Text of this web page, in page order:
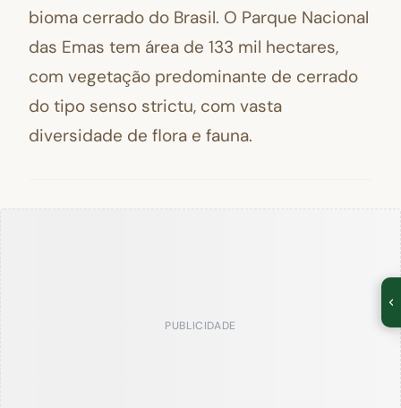
bioma cerrado do Brasil. O Parque Nacional
das Emas tem área de 133 mil hectares,
com vegetação predominante de cerrado
do tipo senso strictu, com vasta
diversidade de flora e fauna.
PUBLICIDADE